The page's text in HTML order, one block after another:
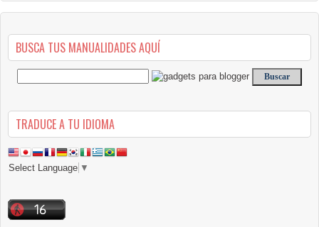
BUSCA TUS MANUALIDADES AQUÍ
TRADUCE A TU IDIOMA
Select Language ▼